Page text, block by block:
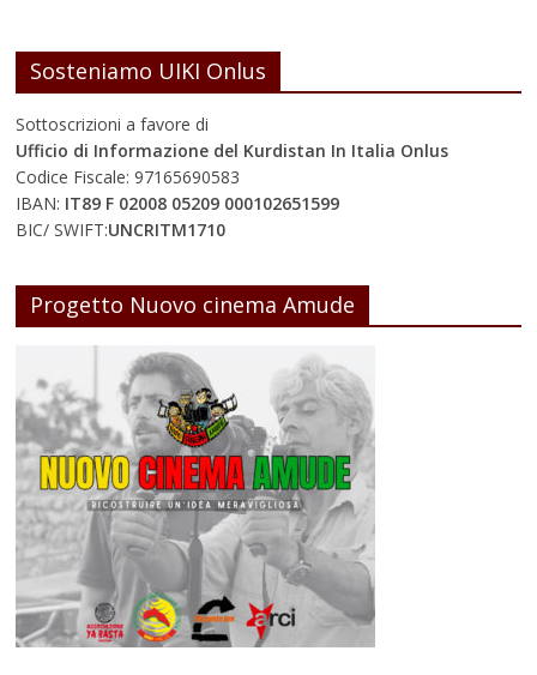
Sosteniamo UIKI Onlus
Sottoscrizioni a favore di
Ufficio di Informazione del Kurdistan In Italia Onlus
Codice Fiscale: 97165690583
IBAN: IT89 F 02008 05209 000102651599
BIC/ SWIFT:UNCRITM1710
Progetto Nuovo cinema Amude